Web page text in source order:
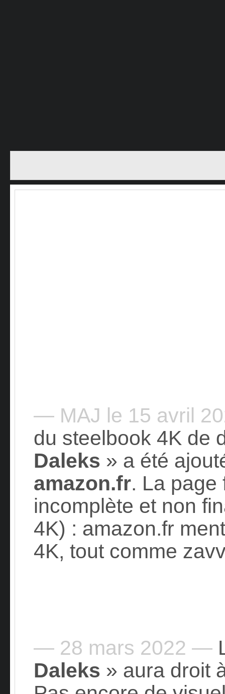
— MAJ le 15 avril
du steelbook 4K de
Daleks » a été
amazon.fr. La page
incomplète et non
4K) : amazon.fr
4K, tout comme
— 28 mars 2022 —
Daleks » aura droit